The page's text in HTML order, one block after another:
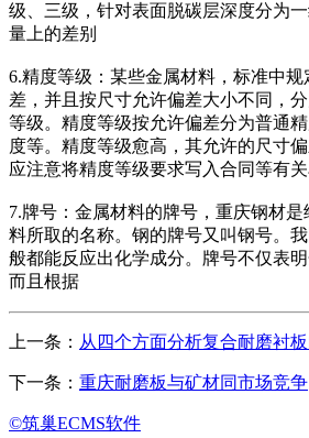
级、三级，针对表面脱碳层深度分为
量上的差别
6.精度等级：某些金属材料，标准中
差，并且按尺寸允许偏差大小不同，
等级。精度等级按允许偏差分为普通
度等。精度等级愈高，其允许的尺寸
应注意将精度等级要求写入合同等有
7.牌号：金属材料的牌号，重庆钢材
料所取的名称。钢的牌号又叫钢号。
般都能反应出化学成分。牌号不仅表
而且根据
上一条： 从四个方面分析复合耐磨衬
下一条： 重庆耐磨板与矿材同市场竞争
©筑巢ECMS软件